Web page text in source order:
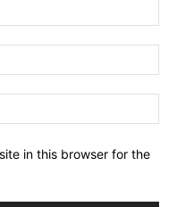
in this browser for the